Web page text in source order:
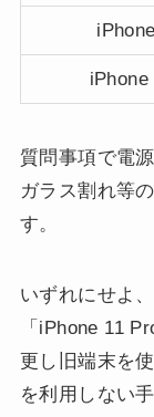
iPhone
質問事項で電
ガラス割れ等
す。
いずれにせよ
「iPhone 11
更し旧端末を
を利用しない